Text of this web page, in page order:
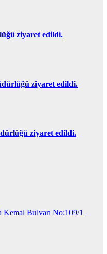
ziyaret edildi.
ziyaret edildi.
ziyaret edildi.
Bulvarı No:109/1